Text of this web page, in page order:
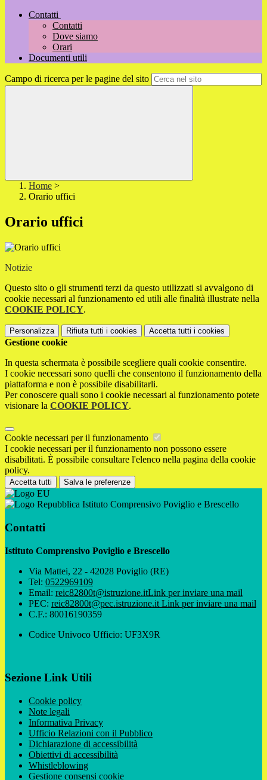
Contatti
Contatti
Dove siamo
Orari
Documenti utili
Campo di ricerca per le pagine del sito
Home >
Orario uffici
Orario uffici
Notizie
Questo sito o gli strumenti terzi da questo utilizzati si avvalgono di
cookie necessari al funzionamento ed utili alle finalità illustrate nella
COOKIE POLICY.
Personalizza Rifiuta tutti i cookies Accetta tutti i cookies
Gestione cookie
In questa schermata è possibile scegliere quali cookie consentire.
I cookie necessari sono quelli che consentono il funzionamento della
piattaforma e non è possibile disabilitarli.
Per conoscere quali sono i cookie necessari al funzionamento potete
visionare la COOKIE POLICY.
Cookie necessari per il funzionamento
I cookie necessari per il funzionamento non possono essere
disabilitati. È possibile consultare l'elenco nella pagina della cookie
policy.
Accetta tutti Salva le preferenze
Istituto Comprensivo Poviglio e Brescello
Contatti
Istituto Comprensivo Poviglio e Brescello
Via Mattei, 22 - 42028 Poviglio (RE)
Tel: 0522969109
Email: reic82800t@istruzione.itLink per inviare una mail
PEC: reic82800t@pec.istruzione.it Link per inviare una mail
C.F.: 80016190359
Codice Univoco Ufficio: UF3X9R
Sezione Link Utili
Cookie policy
Note legali
Informativa Privacy
Ufficio Relazioni con il Pubblico
Dichiarazione di accessibilità
Obiettivi di accessibilità
Whistleblowing
Gestione consensi cookie